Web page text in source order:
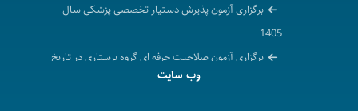
برگزاری آزمون پذیرش دستیار تخصصی پزشکی سال
1405
برگزاری آزمون صلاحیت حرفه ای گروه پرستاری در تاریخ
وب سایت